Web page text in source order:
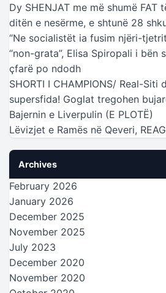
Dy SHENJAT me më shumë
ditën e nesërme, e shtunë 28
“Ne socialistët ia fusim njëri-
“non-grata”, Elisa Spiropali i bën
çfarë po ndodh
SHORTI I CHAMPIONS/ Real-Siti
supersfida! Goglat tregohen
Bajernin e Liverpulin (E PLOTË)
Lëvizjet e Ramës në Qeveri,
Archives
February 2026
January 2026
December 2025
November 2025
July 2023
December 2020
November 2020